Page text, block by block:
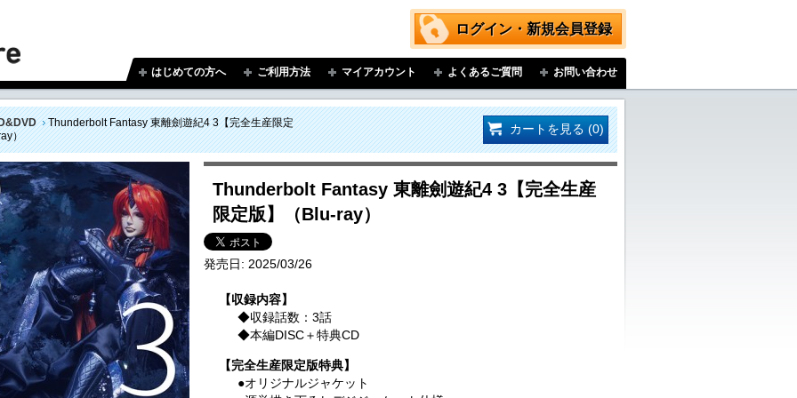
ログイン・新規会員登録
はじめての方へ ご利用方法 マイアカウント よくあるご質問 お問い合わせ
Thunderbolt Fantasy 東離劍遊紀4 3【完全生産限定
）
カートを見る (0)
Thunderbolt Fantasy 東離劍遊紀4 3【完全生産
限定版】（Blu-ray）
発売日: 2025/03/26
【収録内容】
◆収録話数：3話
◆本編DISC＋特典CD
【完全生産限定版特典】
●オリジナルジャケット